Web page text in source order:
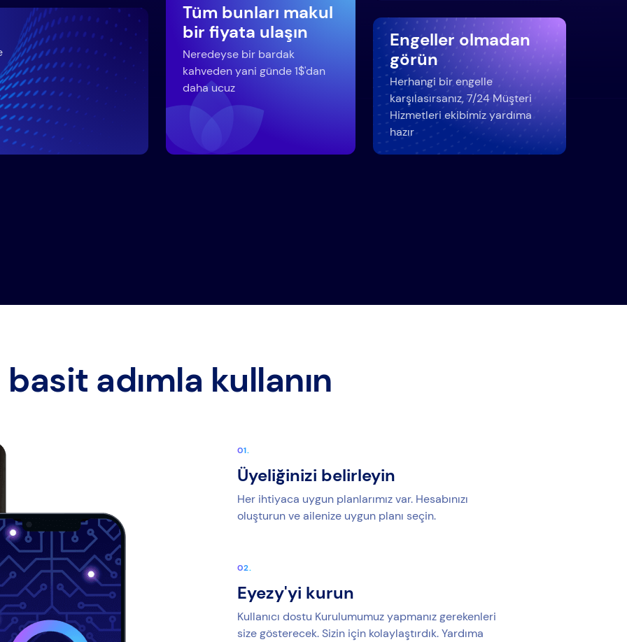
Tüm bunları makul
bir fiyata ulaşın
Neredeyse bir bardak
kahveden yani günde 1$'dan
daha ucuz
Engeller olmadan
görün
Herhangi bir engelle
karşılasırsanız, 7/24 Müşteri
Hizmetleri ekibimiz yardıma
hazır
basit adımla kullanın
Üyeliğinizi belirleyin
Her ihtiyaca uygun planlarımız var. Hesabınızı
oluşturun ve ailenize uygun planı seçin.
Eyezy'yi kurun
Kullanıcı dostu Kurulumumuz yapmanız gerekenleri
size gösterecek. Sizin için kolaylaştırdık. Yardıma